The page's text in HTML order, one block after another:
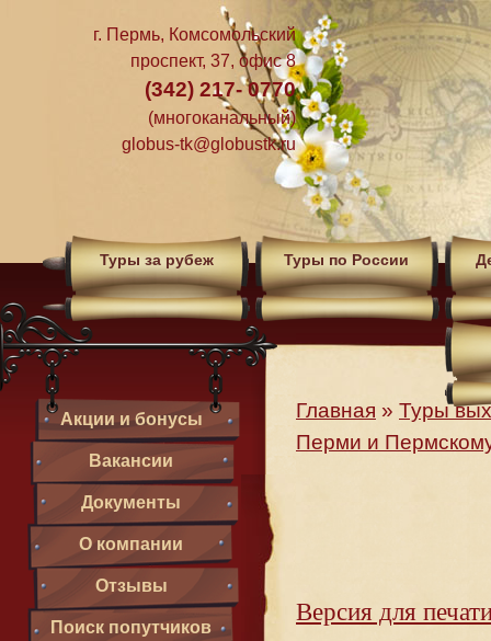
г. Пермь, Комсомольский
проспект, 37, офис 8
(342) 217- 0770
(многоканальный)
globus-tk@globustk.ru
Туры за рубеж Туры по России
Акции и бонусы
Вакансии
Документы
О компании
Отзывы
Поиск попутчиков
Главная » Туры
Перми и
Версия для